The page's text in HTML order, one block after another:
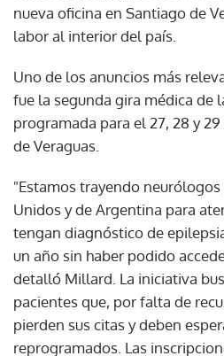
nueva oficina en Santiago de
labor al interior del país.
Uno de los anuncios más
fue la segunda gira médica de
programada para el 27, 28 y
de Veraguas.
"Estamos trayendo
Unidos y de Argentina para
tengan diagnóstico de
un año sin haber podido
detalló Millard. La iniciativa
pacientes que, por falta de
pierden sus citas y deben
reprogramados. Las